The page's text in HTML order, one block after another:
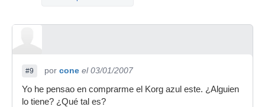
#9 por cone el 03/01/2007
Yo he pensao en comprarme el Korg azul este. ¿Alguien
lo tiene? ¿Qué tal es?